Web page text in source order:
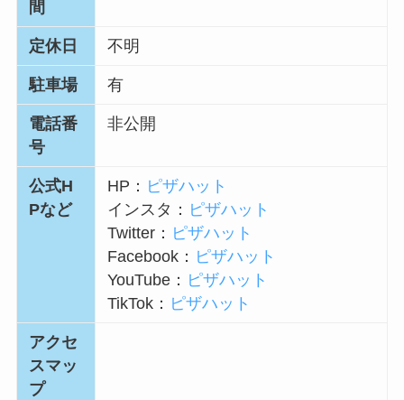
間
定休日 不明
駐車場 有
電話番
号
非公開
公式H
Pなど
HP： ピザハット
インスタ： ピザハット
Twitter： ピザハット
Facebook： ピザハット
YouTube： ピザハット
TikTok： ピザハット
アクセ
スマッ
プ